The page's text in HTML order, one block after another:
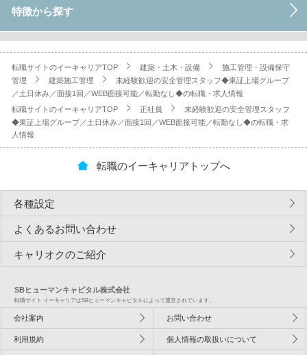
特徴から探す
転職サイトのイーキャリアTOP 建築・土木・設備
施工管理・設備保守
管理
建築施工管理
未経験歓迎の安全管理スタッフ◆東証上場グループ
／土日休み／面接1回／WEB面接可能／転勤なし◆の転職・求人情報
転職サイトのイーキャリアTOP
正社員
未経験歓迎の安全管理スタッフ
◆東証上場グループ／土日休み／面接1回／WEB面接可能／転勤なし◆の転職・求
人情報
転職のイーキャリアトップへ
各種設定
よくあるお問い合わせ
キャリオクのご紹介
SBヒューマンキャピタル株式会社
転職サイト イーキャリアはSBヒューマンキャピタルによって運営されています。
会社案内 お問い合わせ
利用規約 個人情報の取扱いについて